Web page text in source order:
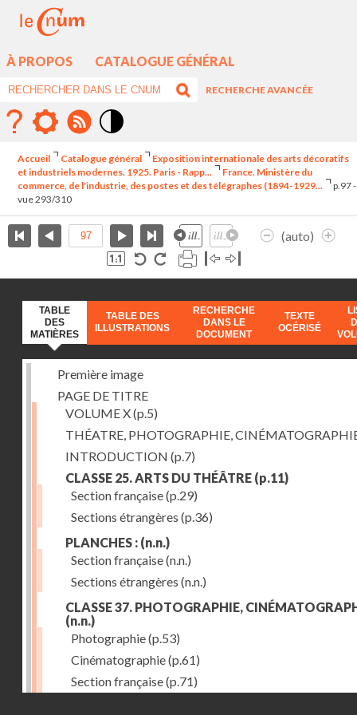
À PROPOS CATALOGUE GÉNÉRAL
RECHERCHE AVANCÉE
élévé
Accueil Catalogue général
Exposition internationale des arts décoratifs
et industriels modernes. 1925. Paris - Rapp...
France. Ministère du
commerce, de l'industrie, des postes et des télégraphes (1894-1929...
p.97 -
vue 293/310
(auto)
TABLE
DES
MATIÈRES
TABLE DES
ILLUSTRATIONS
RECHERCHE
DANS LE
DOCUMENT
TEXTE
OCÉRISÉ
Première image
PAGE DE TITRE
VOLUME X(p.5)
THÉATRE, PHOTOGRAPHIE,
INTRODUCTION (p.7)
CLASSE 25. ARTS DU THÉÂTRE (p.11)
Section française(p.29)
Sections étrangères (p.36)
PLANCHES : (n.n.)
Section française(n.n.)
Sections étrangères (n.n.)
CLASSE 37. PHOTOGRAPHIE,
(n.n.)
Photographie(p.53)
Cinématographie(p.61)
Section française(p.71)